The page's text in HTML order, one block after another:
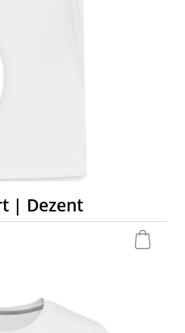
| Dezent